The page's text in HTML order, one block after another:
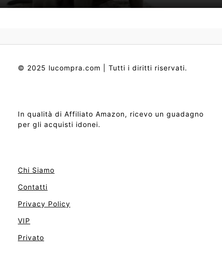
© 2025 lucompra.com | Tutti i diritti riservati.
In qualità di Affiliato Amazon, ricevo un guadagno
per gli acquisti idonei.
Chi Siamo
Contatti
Privacy Policy
VIP
Privato